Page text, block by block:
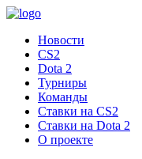
Новости
CS2
Dota 2
Турниры
Команды
Ставки на CS2
Ставки на Dota 2
О проекте